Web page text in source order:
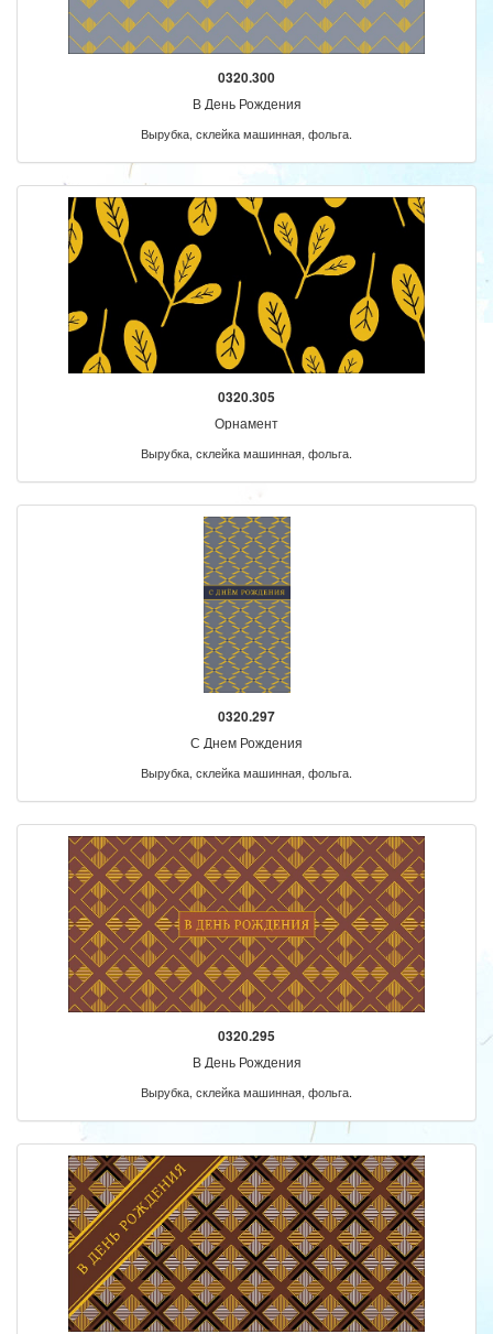
0320.300
В День Рождения
Вырубка, склейка машинная, фольга.
0320.305
Орнамент
Вырубка, склейка машинная, фольга.
0320.297
С Днем Рождения
Вырубка, склейка машинная, фольга.
0320.295
В День Рождения
Вырубка, склейка машинная, фольга.